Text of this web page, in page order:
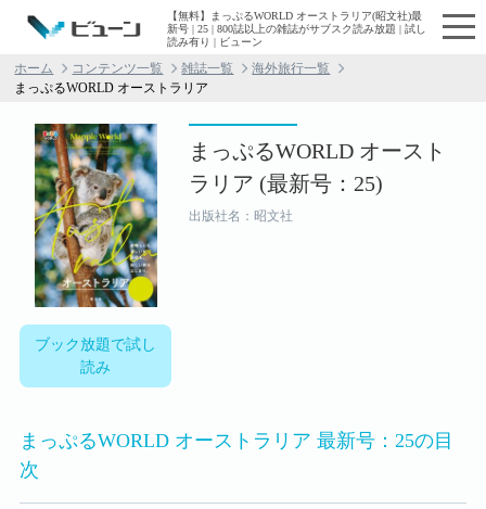
【無料】まっぷるWORLD オーストラリア(昭文社)最
新号 | 25 | 800誌以上の雑誌がサブスク読み放題 | 試し
読み有り | ビューン
ホーム コンテンツ一覧 雑誌一覧
海外旅行一覧
まっぷるWORLD オーストラリア
ブック放題で試し
読み
まっぷるWORLD オースト
ラリア (最新号：25)
出版社名：昭文社
まっぷるWORLD オーストラリア 最新号：25の目
次